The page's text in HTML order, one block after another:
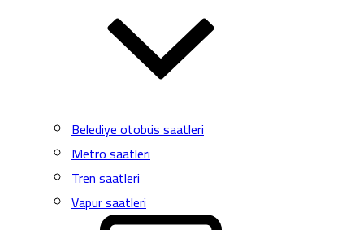
Belediye otobüs saatleri
Metro saatleri
Tren saatleri
Vapur saatleri